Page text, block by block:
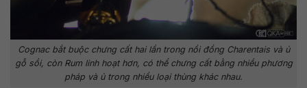
Cognac bắt buộc chưng cất hai lần trong nồi đồng Charentais và ủ
gỗ sồi, còn Rum linh hoạt hơn, có thể chưng cất bằng nhiều phương
pháp và ủ trong nhiều loại thùng khác nhau.